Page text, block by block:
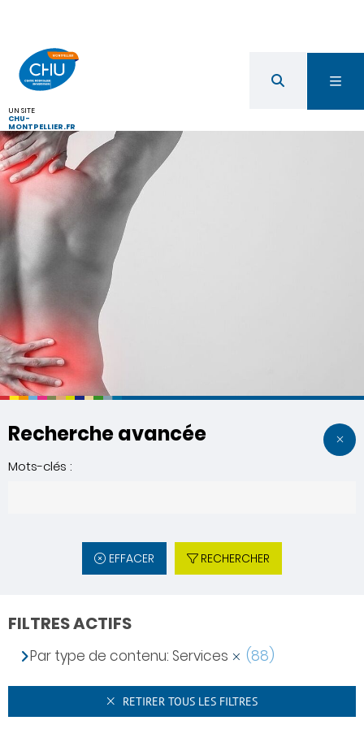
UN SITE
CHU-
MONTPELLIER.FR
Recherche avancée
Mots-clés :
EFFACER RECHERCHER
FILTRES ACTIFS
Par type de contenu: Services (88)
RETIRER TOUS LES FILTRES